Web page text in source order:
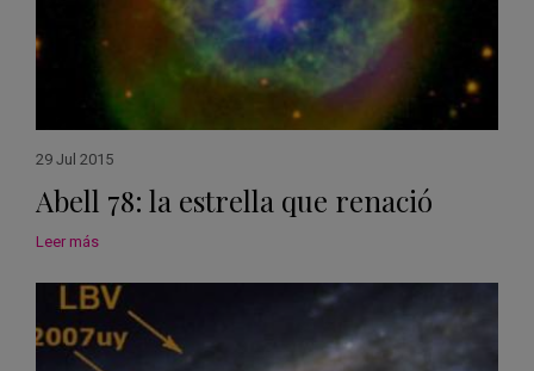
29 Jul 2015
Abell 78: la estrella que renació
Leer más